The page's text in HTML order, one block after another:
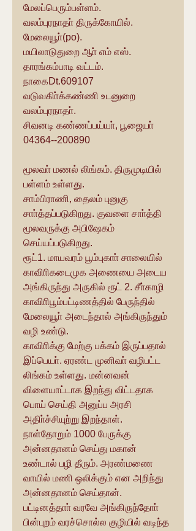
மேலப்பெரும்பள்ளம்.
வலம்புரநாதா் திருக்கோயில்.
மேலையூா்(po).
மயிலாடுதுறை ஆா் எம் எஸ்.
தாரங்கம்பாடி வட்டம்.
நாகைDt.609107
வடுவகிா்க்கண்ணி உடனுறை
வலம்புரநாதா்.
சிவனடி கண்ணப்பய்யா், பூஜையா்
04364--200890
மூலவா் மணல் லிங்கம். திருமுடியில்
பள்ளம் உள்ளது.
சாம்பிராணி, தைலம் புனுகு
சாா்த்தப்படுகிறது. குவளை சாா்த்தி
மூலவருக்கு அபிஷேகம்
செய்யப்படுகிறது.
ரூட்1. மாயவரம் பூம்புகாா் சாலையில்
காவிாிகடைமுக அணையை அடைய
அங்கிருந்து அருகில் ரூட் 2. சீா்காழி
காவிாிபூம்பட்டிணத்தில் பேருந்தில்
மேலையூா் அடைந்தால் அங்கிருந்தும்
வழி உண்டு.
காவிாிக்கு மேற்கு பக்கம் இருப்பதால்
இப்பெயா். ஏரண்ட முனிவா் வழிபட்ட
லிங்கம் உள்ளது. மன்னவன்
விளையாட்டாக இறந்து விட்டதாக
பொய் செய்தி அனுப்ப அரசி
அதிா்ச்சியுற்று இறந்தாள்.
நாள்தோறும் 1000 பேருக்கு
அன்னதானம் செய்து மகான்
உண்டால் பழி தீரும். அரண்மணை
வாயில் மணி ஒலிக்கும் என அறிந்து
அன்னதானம் செய்தான்.
பட்டினத்தாா் வரவே அங்கிருந்தோா்
பின்புறம் வரச்சொல்ல குழியில் வடிந்த